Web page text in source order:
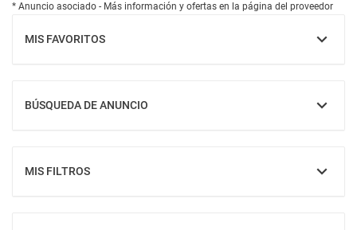
* Anuncio asociado - Más información y ofertas en la página del proveedor
MIS FAVORITOS
MOSTRAR
BÚSQUEDA DE ANUNCIO
MOSTRAR
MIS FILTROS
MOSTRAR